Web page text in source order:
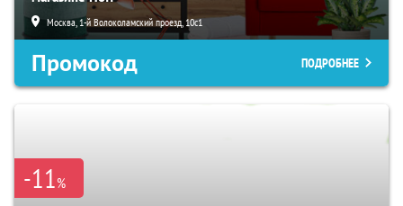
Москва, 1-й Волоколамский проезд, 10с1
Промокод ПОДРОБНЕЕ
-11%